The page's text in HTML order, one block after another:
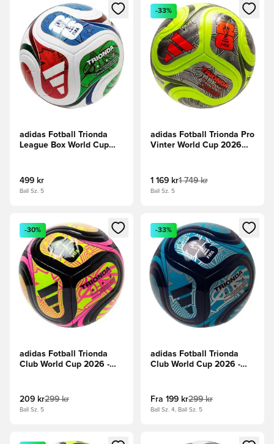
Åpner en Modal for å logge inn eller registrere deg som
adidas Fotball Trionda
League Box World Cup
499 kr
Ball Sz. 5
Åpner en Modal for å logge
-33%
adidas Fotball Trionda Pro
Vinter World Cup 2026
Metallisk
1 169 kr1 749 kr
Ball Sz. 5
Åpner en Modal for å logge inn eller registrere deg som
-30%
adidas Fotball Trionda
Club World Cup 2026 -
209 kr299 kr
Ball Sz. 5
Åpner en Modal for å logge
-33%
adidas Fotball Trionda
Club World Cup 2026 -
Fra 199 kr299 kr
Ball Sz. 4, Ball Sz. 5